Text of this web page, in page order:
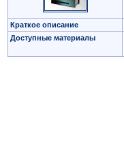
Краткое описание
Доступные материалы